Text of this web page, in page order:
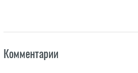
Комментарии